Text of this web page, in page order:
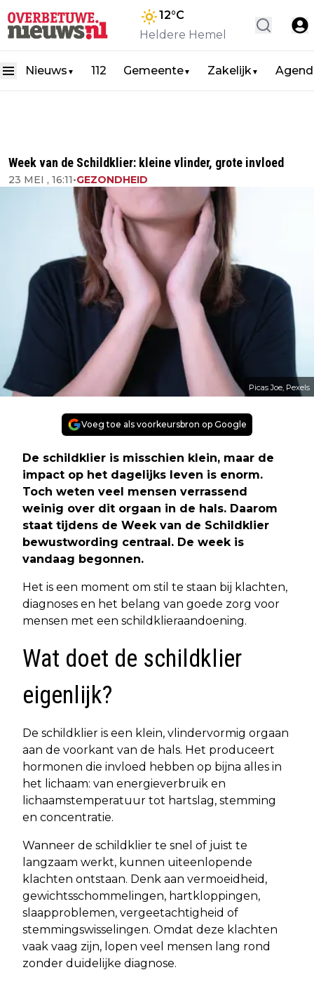
12°C
Heldere Hemel
Nieuws ▼ 112 Gemeente▼ Zakelijk▼
Week van de Schildklier: kleine vlinder, grote invloed
23 MEI , 16:11•GEZONDHEID
Picas Joe, Pexels
Voeg toe als voorkeursbron op Google
De schildklier is misschien klein, maar de
impact op het dagelijks leven is enorm.
Toch weten veel mensen verrassend
weinig over dit orgaan in de hals. Daarom
staat tijdens de Week van de Schildklier
bewustwording centraal. De week is
vandaag begonnen.
Het is een moment om stil te staan bij klachten,
diagnoses en het belang van goede zorg voor
mensen met een schildklieraandoening.
Wat doet de schildklier
eigenlijk?
De schildklier is een klein, vlindervormig orgaan
aan de voorkant van de hals. Het produceert
hormonen die invloed hebben op bijna alles in
het lichaam: van energieverbruik en
lichaamstemperatuur tot hartslag, stemming
en concentratie.
Wanneer de schildklier te snel of juist te
langzaam werkt, kunnen uiteenlopende
klachten ontstaan. Denk aan vermoeidheid,
gewichtsschommelingen, hartkloppingen,
slaapproblemen, vergeetachtigheid of
stemmingswisselingen. Omdat deze klachten
vaak vaag zijn, lopen veel mensen lang rond
zonder duidelijke diagnose.